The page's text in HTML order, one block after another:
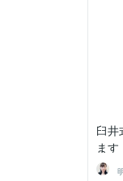
臼井
ます